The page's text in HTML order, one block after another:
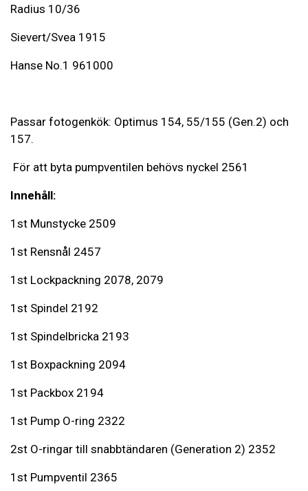
Radius 10/36
Sievert/Svea 1915
Hanse No.1 961000
Passar fotogenkök: Optimus 154, 55/155 (Gen.2) och
157.
För att byta pumpventilen behövs nyckel 2561
Innehåll:
1st Munstycke 2509
1st Rensnål 2457
1st Lockpackning 2078, 2079
1st Spindel 2192
1st Spindelbricka 2193
1st Boxpackning 2094
1st Packbox 2194
1st Pump O-ring 2322
2st O-ringar till snabbtändaren (Generation 2) 2352
1st Pumpventil 2365